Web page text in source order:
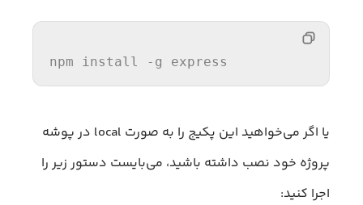
npm install -g express
یا اگر می‌خواهید این پکیج را به‌ صورت local در پوشه
پروژه خود نصب داشته باشید، می‌بایست دستور زیر را
اجرا کنید: